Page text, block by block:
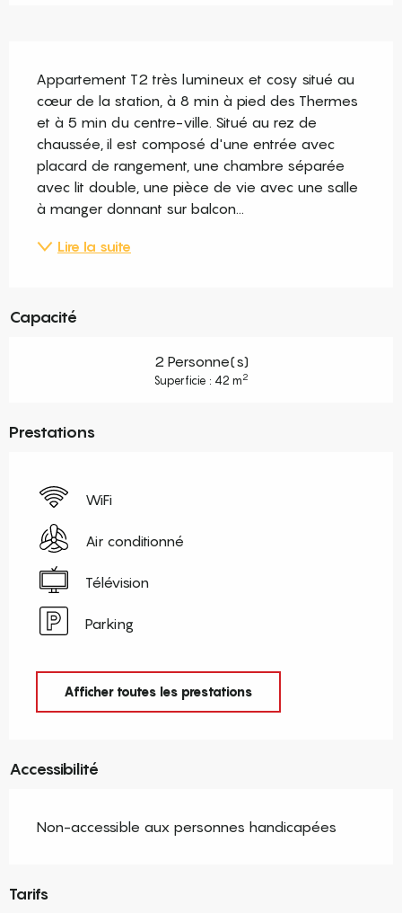
Appartement T2 très lumineux et cosy situé au
cœur de la station, à 8 min à pied des Thermes
et à 5 min du centre-ville. Situé au rez de
chaussée, il est composé d'une entrée avec
placard de rangement, une chambre séparée
avec lit double, une pièce de vie avec une salle
à manger donnant sur balcon...
Lire la suite
Capacité
2 Personne(s)
Superficie : 42 m2
Prestations
WiFi
Air conditionné
Télévision
Parking
Afficher toutes les prestations
Accessibilité
Non-accessible aux personnes handicapées
Tarifs